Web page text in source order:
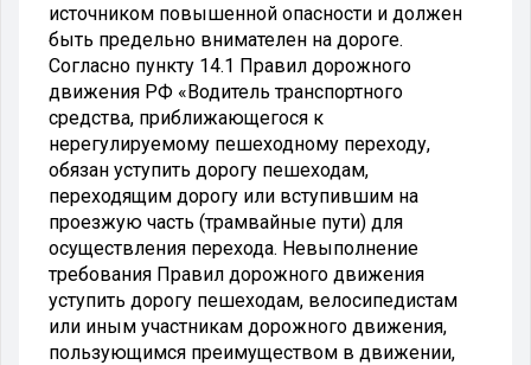
источником повышенной опасности и должен
быть предельно внимателен на дороге.
Согласно пункту 14.1 Правил дорожного
движения РФ «Водитель транспортного
средства, приближающегося к
нерегулируемому пешеходному переходу,
обязан уступить дорогу пешеходам,
переходящим дорогу или вступившим на
проезжую часть (трамвайные пути) для
осуществления перехода. Невыполнение
требования Правил дорожного движения
уступить дорогу пешеходам, велосипедистам
или иным участникам дорожного движения,
пользующимся преимуществом в движении,